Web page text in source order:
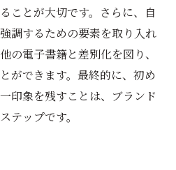
ことが大切です。さらに、自
調するための要素を取り入れ
の電子書籍と差別化を図り、
ができます。最終的に、初め
印象を残すことは、ブランド
テップです。